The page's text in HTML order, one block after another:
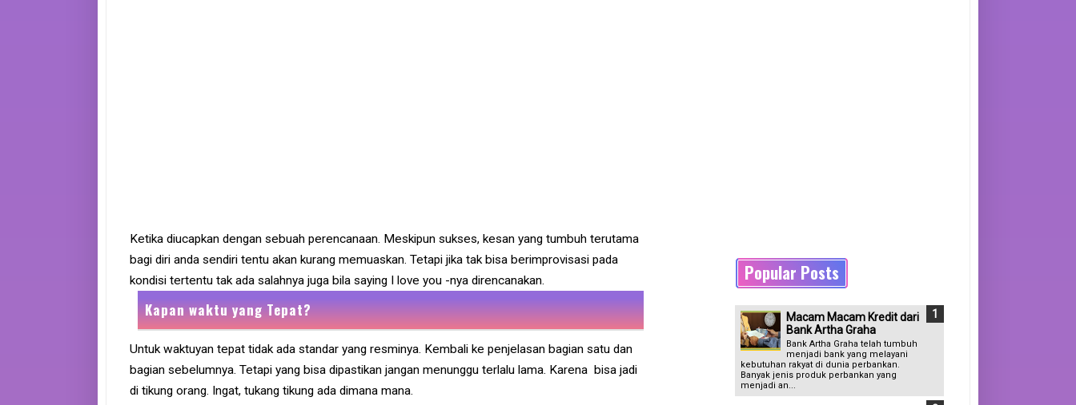
Ketika diucapkan dengan sebuah perencanaan. Meskipun sukses, kesan yang tumbuh terutama
bagi diri anda sendiri tentu akan kurang memuaskan. Tetapi jika tak bisa berimprovisasi pada
kondisi tertentu tak ada salahnya juga bila saying I love you -nya direncanakan.
Kapan waktu yang Tepat?
Untuk waktuyan tepat tidak ada standar yang resminya. Kembali ke penjelasan bagian satu dan
bagian sebelumnya. Tetapi yang bisa dipastikan jangan menunggu terlalu lama. Karena bisa jadi
di tikung orang. Ingat, tukang tikung ada dimana mana.
Popular Posts
Macam Macam Kredit dari
Bank Artha Graha
Bank Artha Graha telah tumbuh
menjadi bank yang melayani
kebutuhan rakyat di dunia perbankan.
Banyak jenis produk perbankan yang
menjadi an...